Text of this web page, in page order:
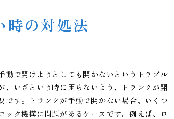
時の対処法
で開けようとしても開かないというトラブル
、いざという時に困らないよう、トランクが開
す。トランクが手動で開かない場合、いくつ
ク機構に問題があるケースです。例えば、ロ